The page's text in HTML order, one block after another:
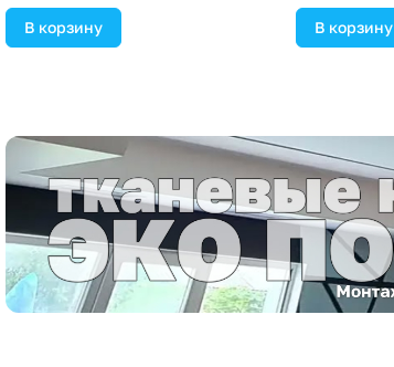
В корзину В корзину